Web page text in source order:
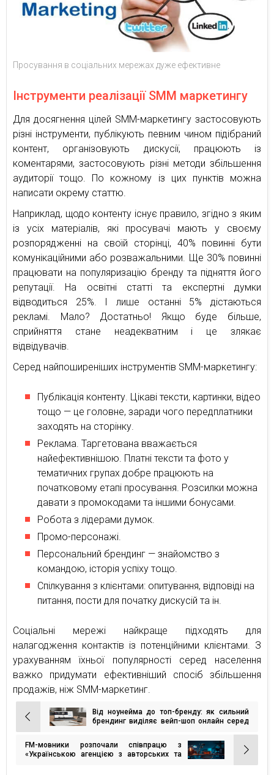
Просування в соціальних мережах дуже ефективне
Інструменти реалізації SMM маркетингу
Для досягнення цілей SMM-маркетингу застосовують
різні інструменти, публікують певним чином підібраний
контент, організовують дискусії, працюють із
коментарями, застосовують різні методи збільшення
аудиторії тощо. По кожному із цих пунктів можна
написати окрему статтю.
Наприклад, щодо контенту існує правило, згідно з яким
із усіх матеріалів, які просувачі мають у своєму
розпорядженні на своїй сторінці, 40% повинні бути
комунікаційними або розважальними. Ще 30% повинні
працювати на популяризацію бренду та підняття його
репутації. На освітні статті та експертні думки
відводиться 25%. І лише останні 5% дістаються
рекламі. Мало? Достатньо! Якщо буде більше,
сприйняття стане неадекватним і це злякає
відвідувачів.
Серед найпоширеніших інструментів SMM-маркетингу:
Публікація контенту. Цікаві тексти, картинки, відео
тощо — це головне, заради чого передплатники
заходять на сторінку.
Реклама. Таргетована вважається
найефективнішою. Платні тексти та фото у
тематичних групах добре працюють на
початковому етапі просування. Розсилки можна
давати з промокодами та іншими бонусами.
Робота з лідерами думок.
Промо-персонажі.
Персональний брендинг — знайомство з
командою, історія успіху тощо.
Спілкування з клієнтами: опитування, відповіді на
питання, пости для початку дискусій та ін.
Соціальні мережі найкраще підходять для
налагодження контактів із потенційними клієнтами. З
урахуванням їхньої популярності серед населення
важко придумати ефективніший спосіб збільшення
продажів, ніж SMM-маркетинг.
Навігація
записів
Від ноунейма до топ-бренду: як сильний
брендинг виділяє вейп-шоп онлайн серед
FM-мовники розпочали співпрацю з
«Українською агенцією з авторських та